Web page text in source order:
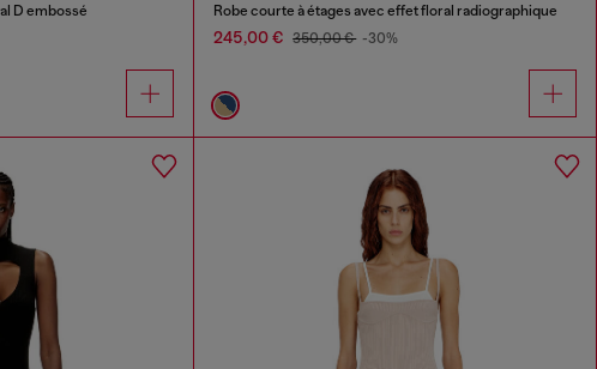
D embossé Robe courte à étages avec effet floral radiographique
245,00 € 350,00 € -30%